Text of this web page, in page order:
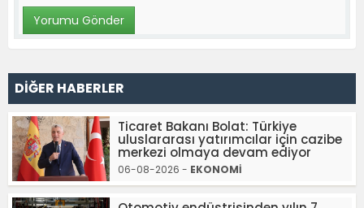
DİĞER HABERLER
Ticaret Bakanı Bolat: Türkiye
uluslararası yatırımcılar için cazibe
merkezi olmaya devam ediyor
06-08-2026 - EKONOMİ